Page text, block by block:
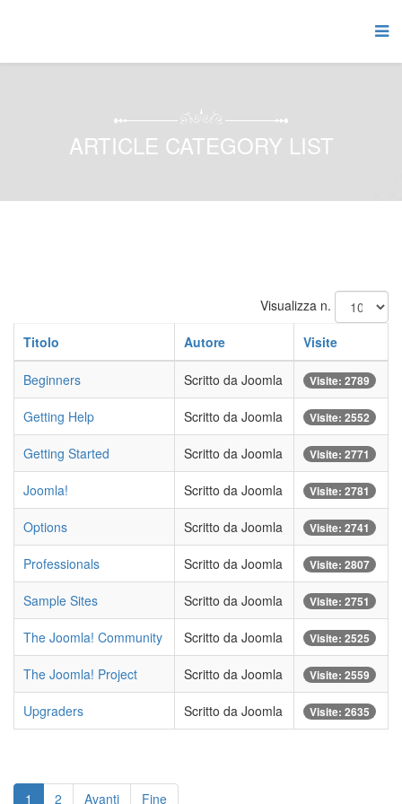
ARTICLE CATEGORY LIST
Visualizza n.
Titolo Autore Visite
Beginners Scritto da Joomla Visite: 2789
Getting Help Scritto da Joomla Visite: 2552
Getting Started Scritto da Joomla Visite: 2771
Joomla! Scritto da Joomla Visite: 2781
Options Scritto da Joomla Visite: 2741
Professionals Scritto da Joomla Visite: 2807
Sample Sites Scritto da Joomla Visite: 2751
The Joomla! Community Scritto da Joomla Visite: 2525
The Joomla! Project Scritto da Joomla Visite: 2559
Upgraders Scritto da Joomla Visite: 2635
1 2 Avanti Fine